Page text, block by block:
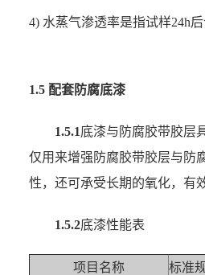
4) 水蒸气渗透率是指试样24h后
1.5 配套防腐底漆
1.5.1底漆与防腐胶带胶层
仅用来增强防腐胶带胶层与防
性，还可承受长期的氧化，有
1.5.2底漆性能表
项目名称 标准